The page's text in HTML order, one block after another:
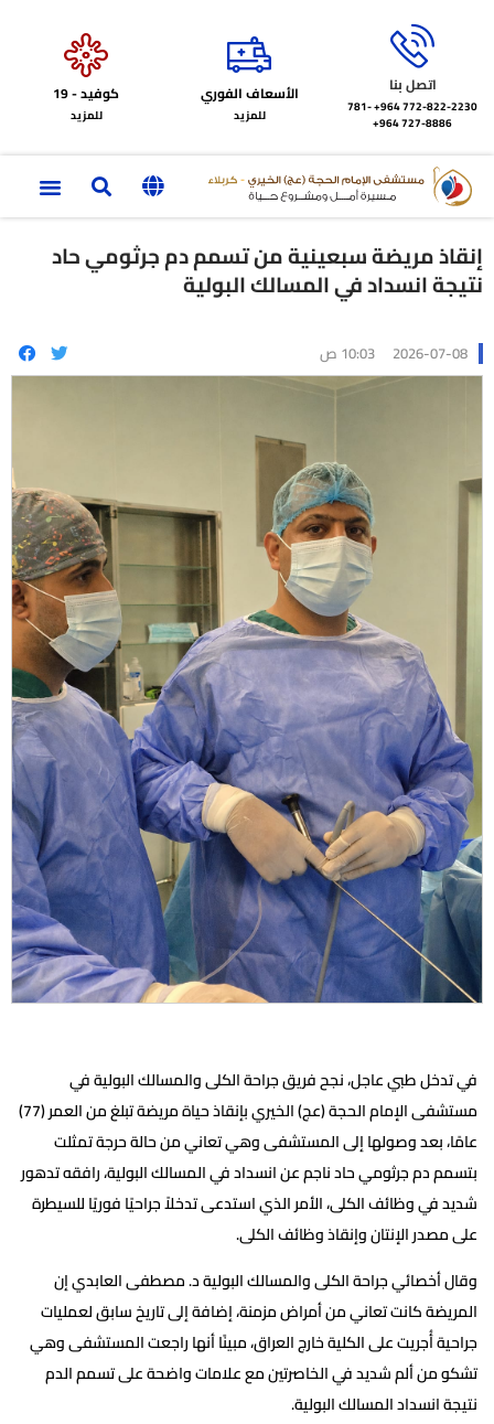
اتصل بنا
772-822-2230‏ 964+
781-
727-8886 964+
الأسعاف الفوري
للمزيد
كوفيد - 19
للمزيد
إنقاذ مريضة سبعينية من تسمم دم جرثومي حاد
نتيجة انسداد في المسالك البولية
2026-07-08 10:03 ص
في تدخل طبي عاجل، نجح فريق جراحة الكلى والمسالك البولية في
مستشفى الإمام الحجة (عج) الخيري بإنقاذ حياة مريضة تبلغ من العمر (77)
عامًا، بعد وصولها إلى المستشفى وهي تعاني من حالة حرجة تمثلت
بتسمم دم جرثومي حاد ناجم عن انسداد في المسالك البولية، رافقه تدهور
شديد في وظائف الكلى، الأمر الذي استدعى تدخلاً جراحيًا فوريًا للسيطرة
على مصدر الإنتان وإنقاذ وظائف الكلى.
وقال أخصائي جراحة الكلى والمسالك البولية د. مصطفى العابدي إن
المريضة كانت تعاني من أمراض مزمنة، إضافة إلى تاريخ سابق لعمليات
جراحية أُجريت على الكلية خارج العراق، مبينًا أنها راجعت المستشفى وهي
تشكو من ألم شديد في الخاصرتين مع علامات واضحة على تسمم الدم
نتيجة انسداد المسالك البولية.